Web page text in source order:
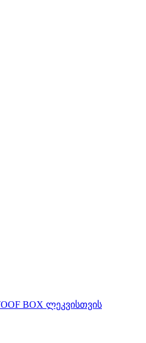
BOX ლეკვისთვის